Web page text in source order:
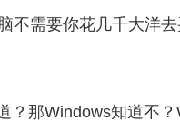
不需要你花几千大洋
？那Windows知道不？